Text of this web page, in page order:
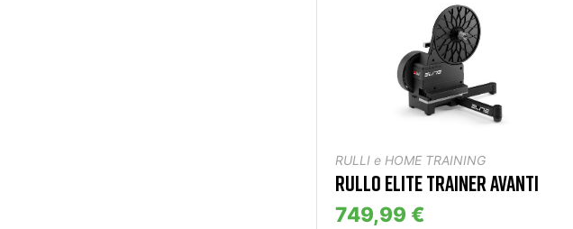
RULLI e HOME TRAINING
RULLO ELITE TRAINER AVANTI
749,99 €